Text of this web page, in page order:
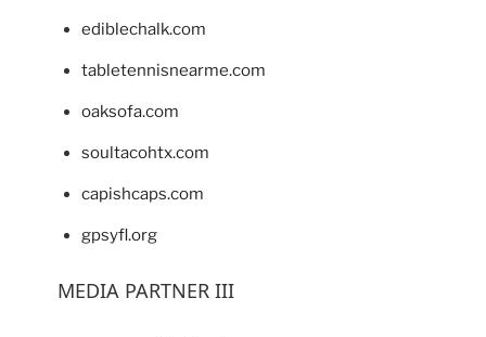
ediblechalk.com
tabletennisnearme.com
oaksofa.com
soultacohtx.com
capishcaps.com
gpsyfl.org
MEDIA PARTNER III